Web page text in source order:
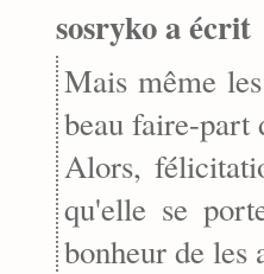
sosryko a écrit
Mais même
beau faire-part
Alors,
qu'elle se
bonheur de les